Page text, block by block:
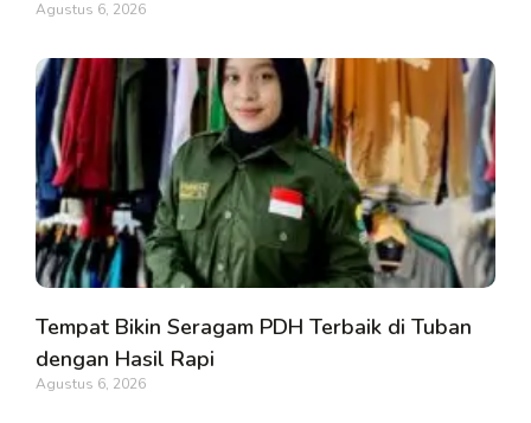
Agustus 6, 2026
Tempat Bikin Seragam PDH Terbaik di Tuban
dengan Hasil Rapi
Agustus 6, 2026